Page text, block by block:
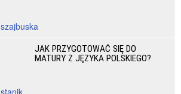
szajbuska
JAK PRZYGOTOWAĆ SIĘ DO
MATURY Z JĘZYKA POLSKIEGO?
stanik